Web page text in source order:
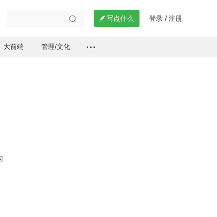
  写点什么 登录 / 注册
大前端 管理/文化